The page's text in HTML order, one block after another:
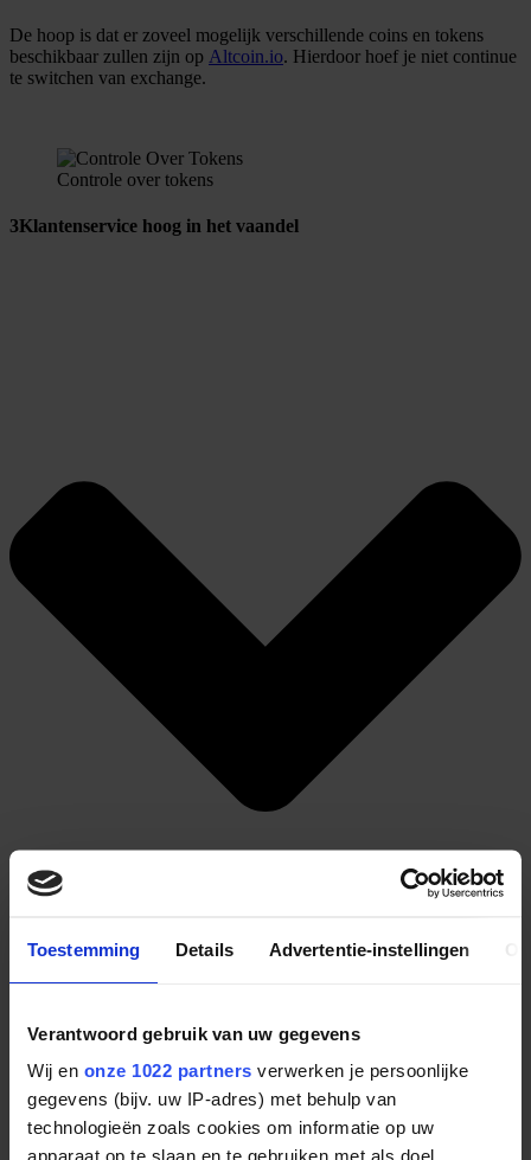
Toestemming Details Advertentie-instellingen
Verantwoord gebruik van uw gegevens
Wij en onze 1022 partners verwerken je persoonlijke
gegevens (bijv. uw IP-adres) met behulp van
technologieën zoals cookies om informatie op uw
apparaat op te slaan en te gebruiken met als doel
De hoop is dat er zoveel mogelijk verschillende coins en tokens
beschikbaar zullen zijn op Altcoin.io. Hierdoor hoef je niet continue
te switchen van exchange.
Controle over tokens
3Klantenservice hoog in het vaandel
Zeker op dit moment is het huilen met de pet op als het gaat om
klantenservice bij de exchanges. Ik heb zelfs getracht om mijn
account bij Bitfinex te verifiëren en hier staat een wachttijd voor van